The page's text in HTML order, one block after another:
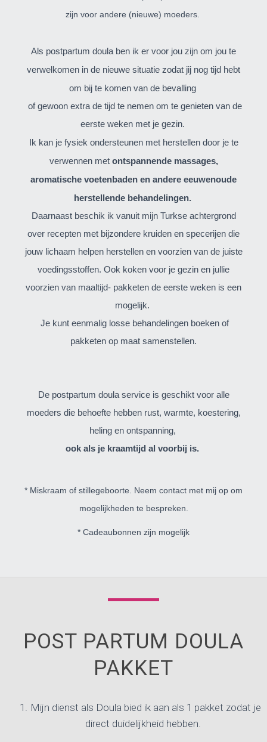
zijn voor andere (nieuwe) moeders.
Als postpartum doula ben ik er voor jou zijn om jou te
verwelkomen in de nieuwe situatie zodat jij nog tijd hebt
om bij te komen van de bevalling
of gewoon extra de tijd te nemen om te genieten van de
eerste weken met je gezin.
Ik kan je fysiek ondersteunen met herstellen door je te
verwennen met ontspannende massages,
aromatische voetenbaden en andere eeuwenoude
herstellende behandelingen.
Daarnaast beschik ik vanuit mijn Turkse achtergrond
over recepten met bijzondere kruiden en specerijen die
jouw lichaam helpen herstellen en voorzien van de juiste
voedingsstoffen. Ook koken voor je gezin en jullie
voorzien van maaltijd- pakketen de eerste weken is een
mogelijk.
Je kunt eenmalig losse behandelingen boeken of
pakketen op maat samenstellen.
De postpartum doula service is geschikt voor alle
moeders die behoefte hebben rust, warmte, koestering,
heling en ontspanning,
ook als je kraamtijd al voorbij is.
* Miskraam of stillegeboorte. Neem contact met mij op om
mogelijkheden te bespreken.
* Cadeaubonnen zijn mogelijk
POST PARTUM DOULA
PAKKET
Mijn dienst als Doulabied ik aan als 1 pakket zodat je
direct duidelijkheid hebben.